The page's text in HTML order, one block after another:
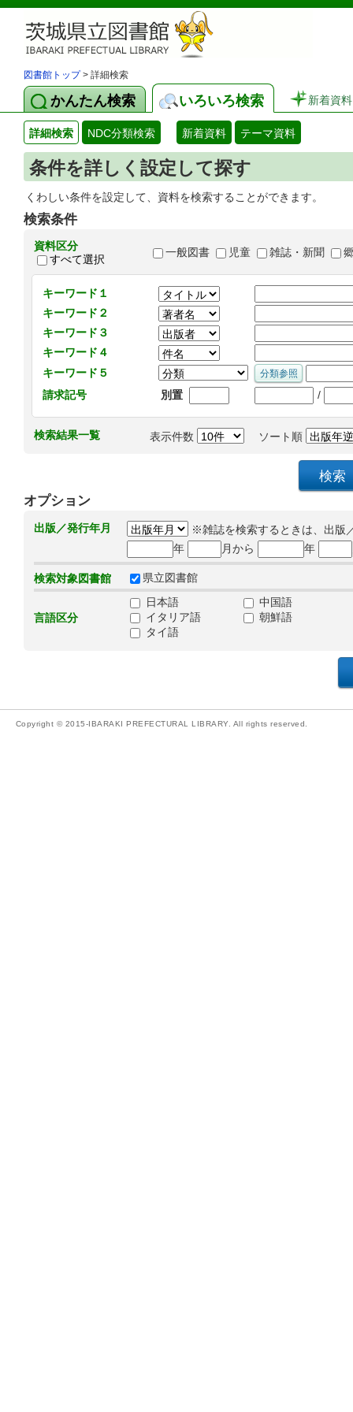
図書館トップ> 詳細検索
かんたん検索 いろいろ検索 新着資料
詳細検索 NDC分類検索 新着資料 テーマ資料
条件を詳しく設定して探す
くわしい条件を設定して、資料を検索することができます。
検索条件
資料区分
すべて選択
一般図書 児童 雑誌・新聞
キーワード１
キーワード２
キーワード３
キーワード４
キーワード５
請求記号
別置 /
検索結果一覧 表示件数 ソート順
オプション
出版／発行年月
※雑誌を検索するときは、出版
年
月から 年
検索対象図書館 県立図書館
言語区分
日本語
中国語
イタリア語
朝鮮語
タイ語
Copyright © 2015-IBARAKI PREFECTURAL LIBRARY. All rights reserved.